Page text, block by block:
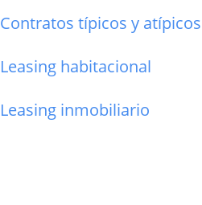
Contratos típicos y atípicos
Leasing habitacional
Leasing inmobiliario